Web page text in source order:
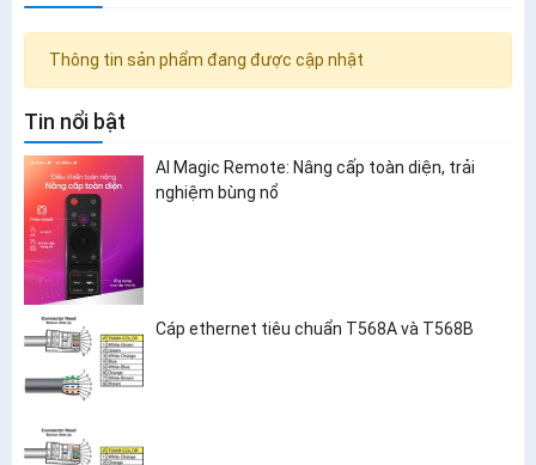
Thông tin sản phẩm đang được cập nhật
Tin nổi bật
AI Magic Remote: Nâng cấp toàn diện, trải
nghiệm bùng nổ
Cáp ethernet tiêu chuẩn T568A và T568B